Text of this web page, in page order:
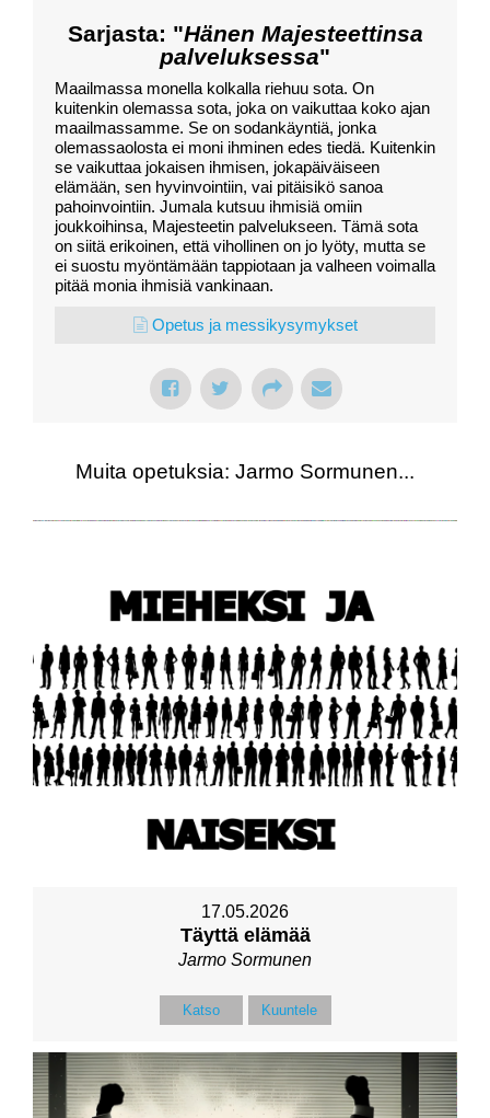
Sarjasta: "Hänen Majesteettinsa
palveluksessa"
Maailmassa monella kolkalla riehuu sota. On
kuitenkin olemassa sota, joka on vaikuttaa koko ajan
maailmassamme. Se on sodankäyntiä, jonka
olemassaolosta ei moni ihminen edes tiedä. Kuitenkin
se vaikuttaa jokaisen ihmisen, jokapäiväiseen
elämään, sen hyvinvointiin, vai pitäisikö sanoa
pahoinvointiin. Jumala kutsuu ihmisiä omiin
joukkoihinsa, Majesteetin palvelukseen. Tämä sota
on siitä erikoinen, että vihollinen on jo lyöty, mutta se
ei suostu myöntämään tappiotaan ja valheen voimalla
pitää monia ihmisiä vankinaan.
Opetus ja messikysymykset
Muita opetuksia: Jarmo Sormunen...
17.05.2026
Täyttä elämää
Jarmo Sormunen
Katso Kuuntele